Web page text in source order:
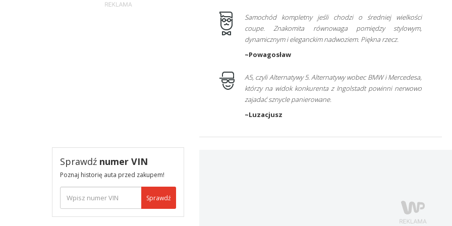
AUDI S5
Niemal od początku sprzedaży w ofercie Audi A5 dostępna była
odmiana S5. Pod maską Audi S5 w wersji Coupe pracował 8-
KM. Z kolei w 2009 r. dołączyły do niej także odmiany S5 w
AUDI RS5
W następnym roku pojawiła się najmocniejsza odmiana pierwszej
Audi R8 i generowała 450 KM maksymalnej mocy, która trafiała na
Cenniki Audi A5 II zaczynają się od wersji 40 TFSI, czyli
mocy 190 KM. Ten sam silnik dostępny jest również w odmianie
Samochód kompletny jeśli chodzi o średniej wielkości
coupe. Znakomita równowaga pomiędzy stylowym,
dynamicznym i eleganckim nadwoziem. Piękna rzecz.
~Powagosław
A5, czyli Alternatywy 5. Alternatywy wobec BMW i Mercedesa,
którzy na widok konkurenta z Ingolstadt powinni nerwowo
zajadać sznycle panierowane.
~Luzacjusz
Sprawdź numer VIN
Poznaj historię auta przed zakupem!
Sprawdź